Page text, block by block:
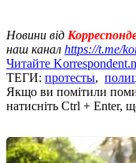
Новини від
наш канал https://t.me/
Читайте
ТЕГИ: протесты,
Якщо ви помітили
натисніть Ctrl + Enter,